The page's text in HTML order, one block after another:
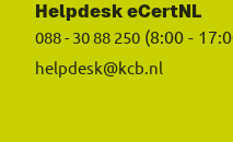
Helpdesk eCertNL
088 - 30 88 250 (8:00 -
helpdesk@kcb.nl